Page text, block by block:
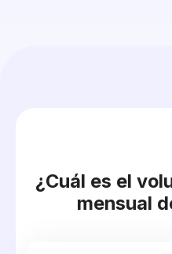
¿Cuál es el
mensual